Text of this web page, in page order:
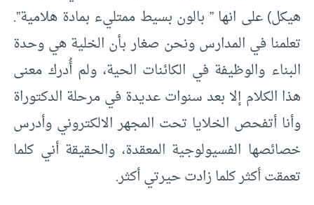
هيكل) على انها ” بالون بسيط ممتليء بمادة هلامية”.
تعلمنا في المدارس ونحن صغار بأن الخلية هي وحدة
البناء والوظيفة في الكائنات الحية، ولم أُدرك معنى
هذا الكلام إلا بعد سنوات عديدة في مرحلة الدكتوراة
وأنا أتفحص الخلايا تحت المجهر الالكتروني وأدرس
خصائصها الفسيولوجية المعقدة، والحقيقة أني كلما
تعمقت أكثر كلما زادت حيرتي أكثر.